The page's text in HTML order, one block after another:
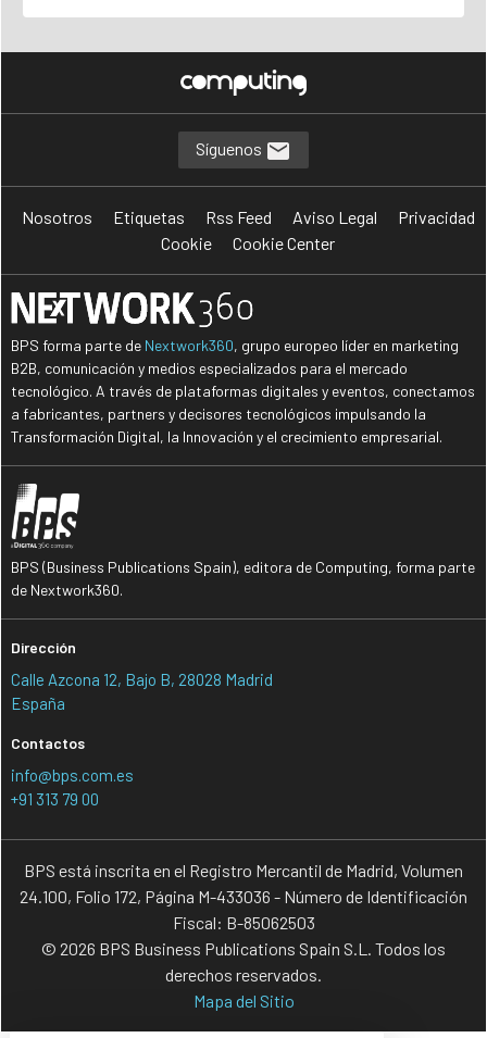
Síguenos
Nosotros Etiquetas Rss Feed Aviso Legal
Privacidad
Cookie
Cookie Center
BPS forma parte de Nextwork360, grupo europeo líder en marketing
B2B, comunicación y medios especializados para el mercado
tecnológico. A través de plataformas digitales y eventos, conectamos
a fabricantes, partners y decisores tecnológicos impulsando la
Transformación Digital, la Innovación y el crecimiento empresarial.
BPS (Business Publications Spain), editora de Computing, forma parte
de Nextwork360.
Dirección
Calle Azcona 12, Bajo B, 28028 Madrid
España
Contactos
info@bps.com.es
+91 313 79 00
BPS está inscrita en el Registro Mercantil de Madrid, Volumen
24.100, Folio 172, Página M-433036 - Número de Identificación
Fiscal: B-85062503
© 2026 BPS Business Publications Spain S.L. Todos los
derechos reservados.
Mapa del Sitio